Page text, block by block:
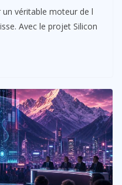
un véritable moteur de l
Avec le projet Silicon